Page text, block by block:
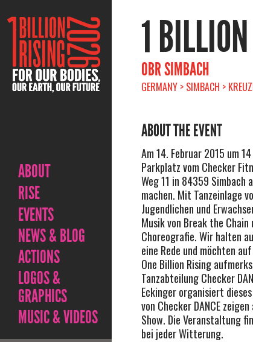
ABOUT
RISE
EVENTS
NEWS & BLOG
ACTIONS
LOGOS &
GRAPHICS
MUSIC & VIDEOS
1
OBR SIMBACH
GERMANY > SIMBACH >
ABOUT THE EVENT
Am 14. Februar 2015 um
Parkplatz vom Checker
Weg 11 in 84359 Simbach
machen. Mit Tanzeinlage
Jugendlichen und
Musik von Break the
Choreografie. Wir halten
eine Rede und möchten
One Billion Rising
Tanzabteilung Checker
Eckinger organisiert
von Checker DANCE
Show. Die Veranstaltung
bei jeder Witterung.